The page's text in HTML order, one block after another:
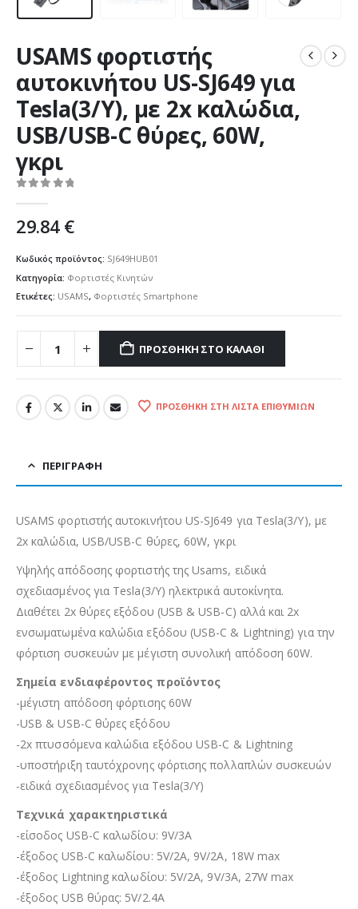
USAMS φορτιστής
αυτοκινήτου US-SJ649 για
Tesla(3/Y), με 2x καλώδια,
USB/USB-C θύρες, 60W,
γκρι
29.84€
Κωδικός προϊόντος: SJ649HUB01
Κατηγορία: Φορτιστές Κινητών
Ετικέτες: USAMS, Φορτιστές Smartphone
ΠΡΟΣΘΉΚΗ ΣΤΟ ΚΑΛΆΘΙ
ΠΡΟΣΘΉΚΗ ΣΤΗ ΛΊΣΤΑ ΕΠΙΘΥΜΙΏΝ
ΠΕΡΙΓΡΑΦΉ
USAMS φορτιστής αυτοκινήτου US-SJ649 για Tesla(3/Y), με
2x καλώδια, USB/USB-C θύρες, 60W, γκρι
Υψηλής απόδοσης φορτιστής της Usams, ειδικά
σχεδιασμένος για Tesla(3/Y) ηλεκτρικά αυτοκίνητα.
Διαθέτει 2x θύρες εξόδου (USB & USB-C) αλλά και 2x
ενσωματωμένα καλώδια εξόδου (USB-C & Lightning) για την
φόρτιση συσκευών με μέγιστη συνολική απόδοση 60W.
Σημεία ενδιαφέροντος προϊόντος
-μέγιστη απόδοση φόρτισης 60W
-USB & USB-C θύρες εξόδου
-2x πτυσσόμενα καλώδια εξόδου USB-C & Lightning
-υποστήριξη ταυτόχρονης φόρτισης πολλαπλών συσκευών
-ειδικά σχεδιασμένος για Tesla(3/Y)
Τεχνικά χαρακτηριστικά
-είσοδος USB-C καλωδίου: 9V/3A
-έξοδος USB-C καλωδίου: 5V/2A, 9V/2A, 18W max
-έξοδος Lightning καλωδίου: 5V/2A, 9V/3A, 27W max
-έξοδος USB θύρας: 5V/2.4A